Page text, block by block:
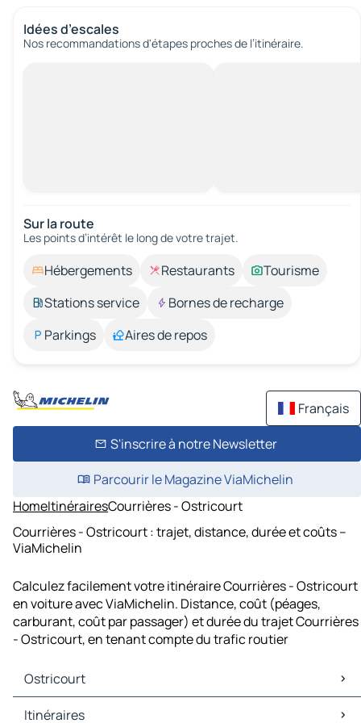
Idées d’escales
Nos recommandations d'étapes proches de l’itinéraire.
Sur la route
Les points d’intérêt le long de votre trajet.
Hébergements Restaurants
Tourisme
Stations service
Bornes de recharge
Parkings
Aires de repos
Français
S'inscrire à notre Newsletter
Parcourir le Magazine ViaMichelin
HomeItinérairesCourrières - Ostricourt
Courrières - Ostricourt : trajet, distance, durée et coûts –
ViaMichelin
Calculez facilement votre itinéraire Courrières - Ostricourt
en voiture avec ViaMichelin. Distance, coût (péages,
carburant, coût par passager) et durée du trajet Courrières
- Ostricourt, en tenant compte du trafic routier
Ostricourt
Ostricourt Cartes et plans
Itinéraires